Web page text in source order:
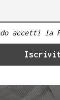
accetti la